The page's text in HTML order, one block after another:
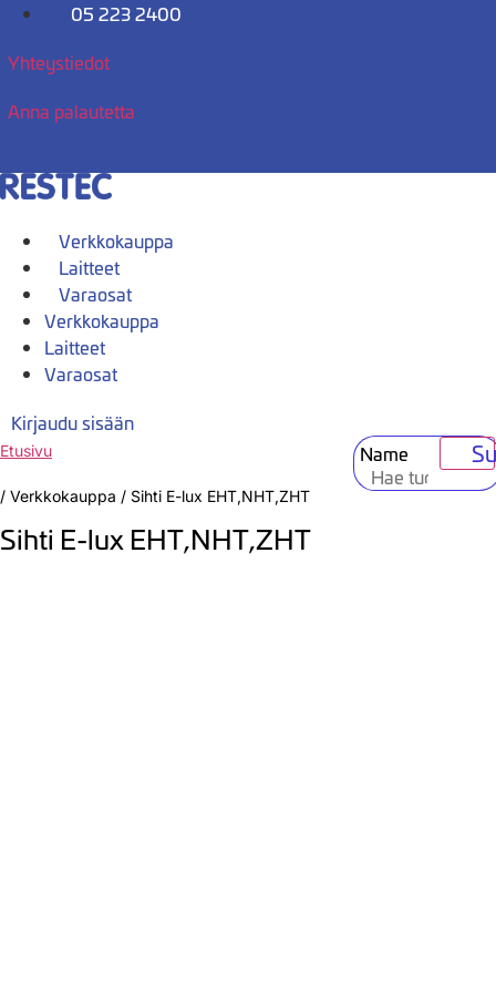
Mene
05 223 2400
Yhteystiedot
Anna palautetta
Verkkokauppa
Laitteet
Varaosat
Verkkokauppa
Laitteet
Varaosat
Kirjaudu sisään
Name
Etusivu
/ Verkkokauppa / Sihti E-lux EHT,NHT,ZHT
Sihti E-lux EHT,NHT,ZHT